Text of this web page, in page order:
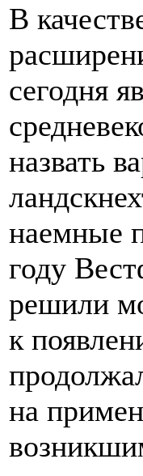
В
сегодня
назвать
наемные
году
решили
к
на